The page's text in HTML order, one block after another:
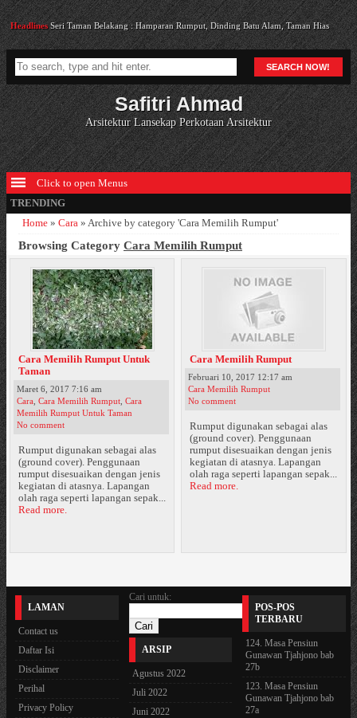
HeadlinesSeri Taman Belakang : Hamparan Rumput, Dinding Batu Alam, Taman Hias
HeadlinesPemindahan Makam Dari Kota Ke Desa
HeadlinesCara Merancang Lili Ungu (Alpinia purpurata)
Headlines87 Renovasi Pastoran Gereja Theresia Jakarta bab 19a
HeadlinesPohon Glodokan Tiang (Polyalthea longifolia) di Samping Kolom Gedung
Rektorat UI
HeadlinesSeri Taman Belakang : Hamparan Rumput, Dinding Batu Alam, Taman Hias
SEARCH NOW!
Safitri Ahmad
Arsitektur Lansekap Perkotaan Arsitektur
Click to open Menus
TRENDING
Home » Cara » Archive by category 'Cara Memilih Rumput'
Browsing Category Cara Memilih Rumput
Cara Memilih Rumput Untuk
Taman
Maret 6, 2017 7:16 am
Cara Cara Memilih Rumput Cara
Memilih Rumput Untuk Taman
No comment
Rumput digunakan sebagai alas
(ground cover). Penggunaan
rumput disesuaikan dengan jenis
kegiatan di atasnya. Lapangan
olah raga seperti lapangan sepak...
Read more.
Cara Memilih Rumput
Februari 10, 2017 12:17 am
Cara Memilih Rumput
No comment
Rumput digunakan sebagai alas
(ground cover). Penggunaan
rumput disesuaikan dengan jenis
kegiatan di atasnya. Lapangan
olah raga seperti lapangan sepak...
Read more.
LAMAN
Contact us
Daftar Isi
Disclaimer
Perihal
Privacy Policy
Cari untuk:
ARSIP
Agustus 2022
Juli 2022
Juni 2022
POS-POS
TERBARU
124. Masa Pensiun
Gunawan Tjahjono bab
27b
123. Masa Pensiun
Gunawan Tjahjono bab
27a